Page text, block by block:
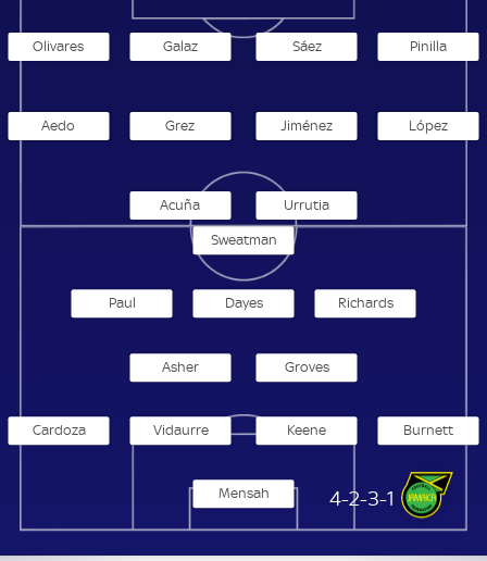
Olivares Galaz Sáez Pinilla
Aedo Grez Jiménez López
Acuña Urrutia
Jamaika Frauen
4-2-3-1
Mensah
Burnett
Keene
Vidaurre
Cardoza
Groves
Asher
Richards
Dayes
Paul
Sweatman